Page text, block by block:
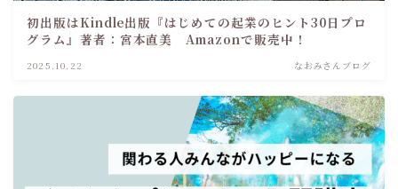
初出版はKindle出版『はじめての起業のヒント30日プロ
グラム』著者：宮本直美 Amazonで販売中！
2025.10.22 なおみさんブログ